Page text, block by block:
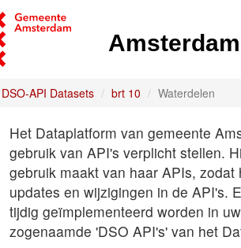
DSO-API Datasets brt 10 Waterdelen
Het Dataplatform van gemeente
gebruik van API's verplicht stellen.
gebruik maakt van haar APIs,
updates en wijzigingen in de API's.
tijdig geïmplementeerd worden in
zogenaamde 'DSO API's' van het